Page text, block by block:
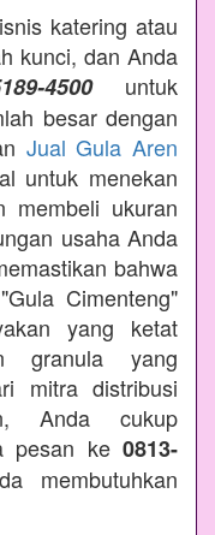
katering atau
kunci, dan Anda
4500untuk
besar dengan
Jual Gula Aren
untuk menekan
membeli ukuran
usaha Anda
bahwa
Cimenteng"
yang ketat
granula yang
mitra distribusi
Anda cukup
pesan ke 0813-
membutuhkan